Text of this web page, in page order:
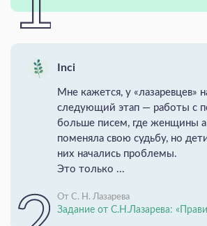
Inci
Мне кажется, у «лазаревцев»
следующий этап — работы с
больше писем, где женщины а
поменяла свою судьбу, но
них начались проблемы.
Это только ...
От С. Н. Лазарева
Задание от С.Н.Лазарева: